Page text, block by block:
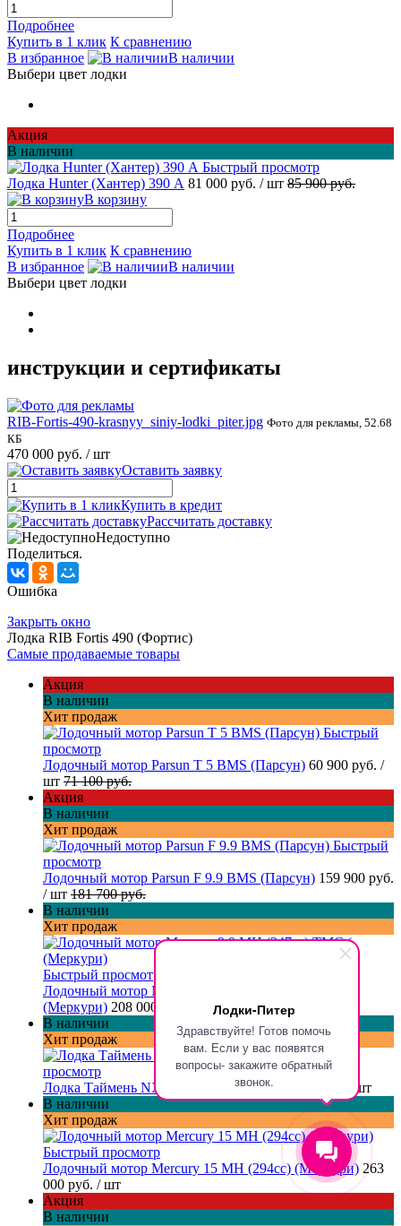
Лодки-Питер
Здравствуйте! Готов помочь
вам. Если у вас появятся
вопросы- закажите обратный
звонок.
Подробнее
Купить в 1 клик К сравнению
В избранное
В наличии
Выбери цвет лодки
Акция
В наличии
Быстрый просмотр
Лодка Hunter (Хантер) 390 А 81 000 руб. / шт 85 900 руб.
В корзину
Подробнее
Купить в 1 клик К сравнению
В избранное
В наличии
Выбери цвет лодки
инструкции и сертификаты
RIB-Fortis-490-krasnyy_siniy-lodki_piter.jpg Фото для рекламы, 52.68
КБ
470 000 руб. / шт
Оставить заявку
Купить в кредит
Рассчитать доставку
Недоступно
Поделиться.
Ошибка
Закрыть окно
Лодка RIB Fortis 490 (Фортис)
Самые продаваемые товары
Акция
В наличии
Хит продаж
Быстрый
просмотр
Лодочный мотор Parsun T 5 BMS (Парсун) 60 900 руб. /
шт 71 100 руб.
Акция
В наличии
Хит продаж
Быстрый
просмотр
Лодочный мотор Parsun F 9.9 BMS (Парсун) 159 900 руб.
/ шт 181 700 руб.
В наличии
Хит продаж
Быстрый просмотр
Лодочный мотор Mercury 9.9 МН (247cc) TMC (
(Меркури) 208 000 руб.
В наличии
Хит продаж
Быстрый
просмотр
Лодка Таймень NX-3600 НДНД PRO
/ шт
В наличии
Хит продаж
Быстрый просмотр
Лодочный мотор Mercury 15 MH (294cc) (Меркури) 263
000 руб. / шт
Акция
В наличии